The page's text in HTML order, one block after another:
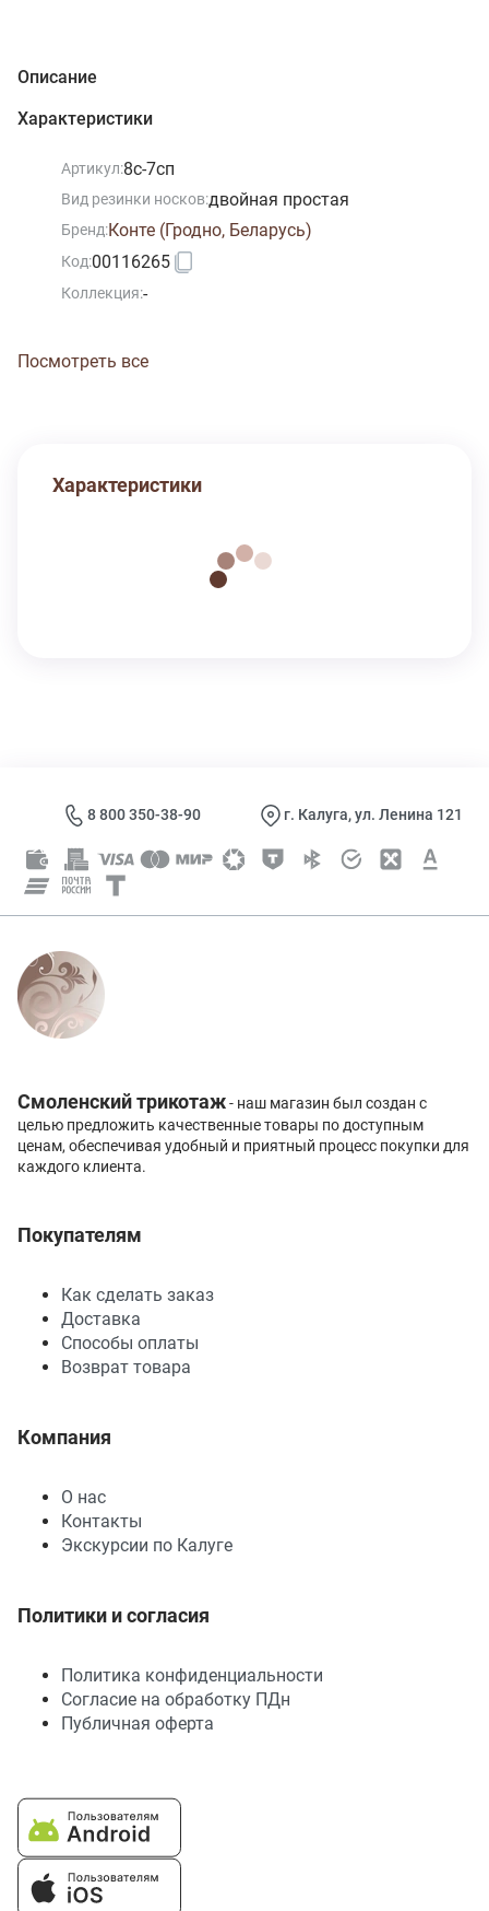
Описание
Характеристики
Артикул:8с-7сп
Вид резинки носков:двойная простая
Бренд:Конте (Гродно, Беларусь)
Код:00116265
Коллекция:-
Посмотреть все
Характеристики
8 800 350-38-90 г. Калуга, ул. Ленина 121
Смоленский трикотаж- наш магазин был создан с
целью предложить качественные товары по доступным
ценам, обеспечивая удобный и приятный процесс покупки для
каждого клиента.
Покупателям
Как сделать заказ
Доставка
Способы оплаты
Возврат товара
Компания
О нас
Контакты
Экскурсии по Калуге
Политики и согласия
Политика конфиденциальности
Согласие на обработку ПДн
Публичная оферта